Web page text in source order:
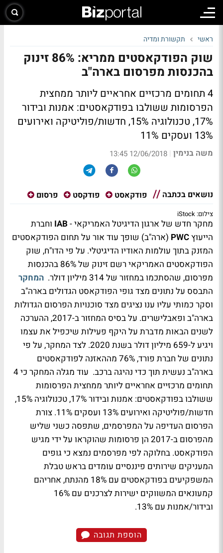
ראשי תקשורת ומדיה
שוק הפודקאסטים ממריא: 86% זינוק
בהכנסות מפרסום בארה"ב
4 תחומים מרכזיים אחראיים ליותר ממחצית
הפרסומות ששולבו בפודקאסטים: אמנות ובידור
17%, טכנולוגיה 15%, חדשות/פוליטיקה ואירועים
13% ועסקים 11%
משה בנימין |
12/06/2018 13:45
נושאים בכתבה פודקאסט פודקסט פרסום
צילום: iStock
מחקר חדש של ארגון הדיגיטל האמריקאי - IAB וחברת
הייעוץPWC (ארה"ב) שופך עוד אור על תחום הפודקאסטים
המזנק בתוך עולמות האודיו הדיגיטלי. על פי הדו"ח, שוק
הפודקאסטים האמריקאי רשם זינוק של 86% בהכנסות
מפרסום, שהסתכמו במחזור של 314 מיליון דולר.
המחקר
התבסס על נתונים מצד גופי הפודקאסט הגדולים בארה"ב
וסקר כמותי עליו ענו נציגים מצד סוכנויות הפרסום הגדולות
בארה"ב ופאבלישרים. על בסיס המחזור ב-2017, ההערכה
לשנים הבאות מדברת על היקף פעילות שיכפיל את עצמו
ויגיע ל-659 מיליון דולר בשנת 2020. לצד המחקר, על פי
נתונים של חברת פורד, 76% מההאזנה לפודקאסטים
בארה"ב נעשית תוך כדי נהיגה ברכב. עוד מגלה המחקר כי 4
תחומים מרכזיים אחראיים ליותר ממחצית הפרסומות
ששולבו בפודקאסטים: אמנות ובידור 17%, טכנולוגיה 15%,
חדשות/פוליטיקה ואירועים 13% ועסקים 11%. צורת
הפרסום העדיפה על המפרסמים, שתפסה כשני שליש
מהפרסום ב-2017 הן פרסומות שהוקראו על ידי מגיש
הפודקאסט. בחלוקה לפי מפרסמים נמצא כי גופים
המעניקים שירותים פיננסיים עומדים בראש טבלת
המשפקיעים בפודקאסטים עם 18% מהנתח, אחריהם
קמעונאים המשווקים ישירות לצרכנים עם 16%
ובידור/אמנות עם 13%.
הוספת תגובה